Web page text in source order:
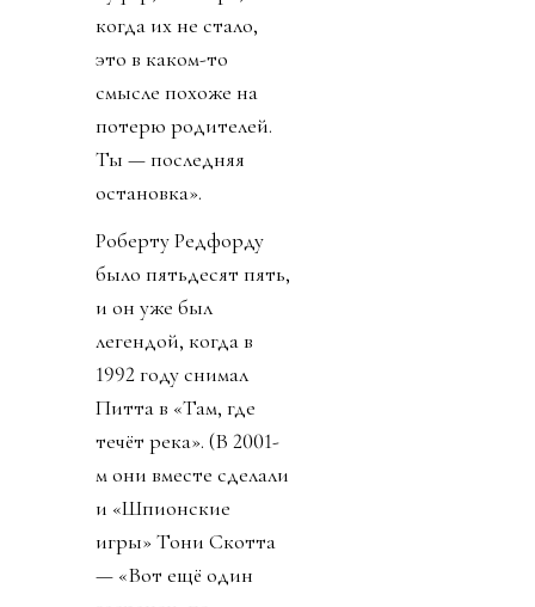
когда их не стало,
это в каком-то
смысле похоже на
потерю родителей.
Ты — последняя
остановка».
Роберту Редфорду
было пятьдесят пять,
и он уже был
легендой, когда в
1992 году снимал
Питта в «Там, где
течёт река». (В 2001-
м они вместе сделали
и «Шпионские
игры» Тони Скотта
— «Вот ещё один